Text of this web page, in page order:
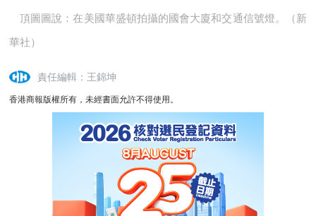
頂圖圖說：在美國華盛頓拍攝的國會大廈和交通信號燈。（新
華社）
責任編輯：王錦坤
香港商報版權所有，未經書面允許不得使用。